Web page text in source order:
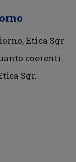
Etica Sgr
coerenti
Sgr.